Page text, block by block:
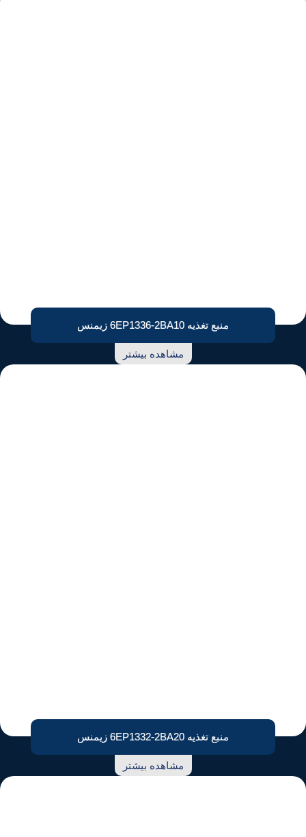
منبع تغذیه 6EP1336-2BA10 زیمنس
مشاهده بیشتر
منبع تغذیه 6EP1332-2BA20 زیمنس
مشاهده بیشتر